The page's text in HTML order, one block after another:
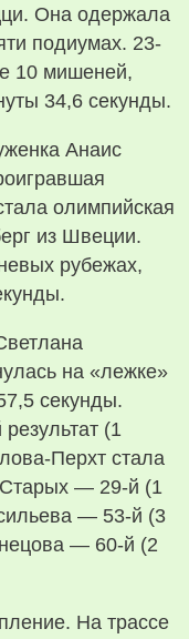
Она одержала
подиумах. 23-
10 мишеней,
34,6 секунды.
Анаис
олимпийская
из Швеции.
рубежах,
на «лежке»
секунды.
(1
Перхт стала
— 29-й (1
— 53-й (3
— 60-й (2
На трассе